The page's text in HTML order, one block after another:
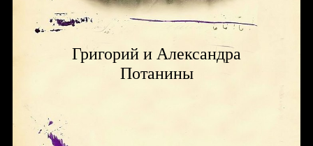
Григорий и Александра
Потанины